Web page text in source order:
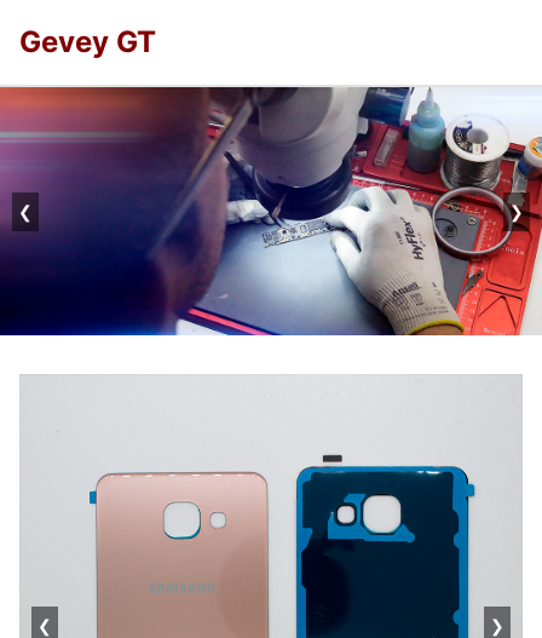
Gevey GT
❮ ❯
❮ ❯